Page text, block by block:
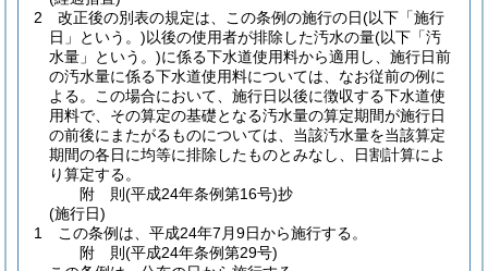
2
改正後の別表の規定は、この条例の施行の日(以下「施行
日」という。)以後の使用者が排除した汚水の量(以下「汚
水量」という。)に係る下水道使用料から適用し、施行日前
の汚水量に係る下水道使用料については、なお従前の例に
よる。
この場合において、施行日以後に徴収する下水道使
用料で、その算定の基礎となる汚水量の算定期間が施行日
の前後にまたがるものについては、当該汚水量を当該算定
期間の各日に均等に排除したものとみなし、日割計算によ
り算定する。
附 則(平成24年条例第16号)抄
(施行日)
1
この条例は、平成24年7月9日から施行する。
附 則(平成24年条例第29号)